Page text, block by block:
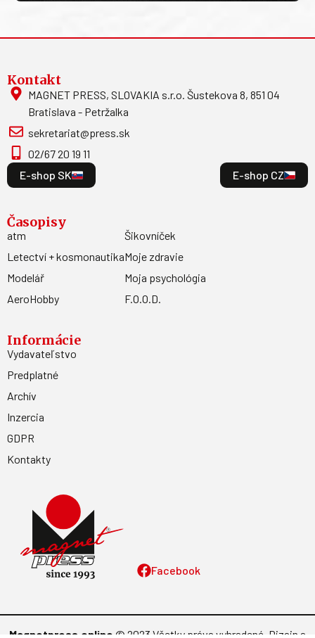
Facebook
Kontakt
MAGNET PRESS, SLOVAKIA s.r.o. Šustekova 8, 851 04
Bratislava - Petržalka
sekretariat@press.sk
02/67 20 19 11
E-shop SK
E-shop CZ
Časopisy
atm
Letectví + kosmonautika
Modelář
AeroHobby
Šikovníček
Moje zdravie
Moja psychológia
F.O.O.D.
Informácie
Vydavateľstvo
Predplatné
Archív
Inzercia
GDPR
Kontakty
Magnetpress.online © 2023 Všetky práva vyhradené. Dizajn a